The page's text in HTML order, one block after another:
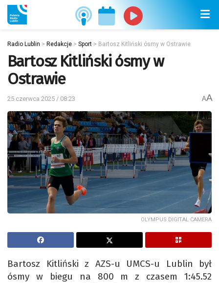
Radio Lublin > Redakcje > Sport > Bartosz Kitliński ósmy w Ostrawie
Bartosz Kitliński ósmy w
Ostrawie
25 czerwca 2025 / 08:23 AA
OLYMPUS DIGITAL CAMERA
Bartosz Kitliński z AZS-u UMCS-u Lublin był
ósmy w biegu na 800 m z czasem 1:45.52